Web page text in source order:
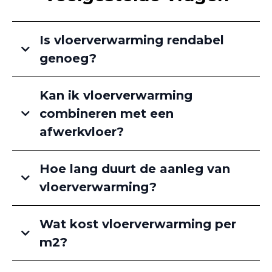
Is vloerverwarming rendabel
genoeg?
Kan ik vloerverwarming
combineren met een
afwerkvloer?
Hoe lang duurt de aanleg van
vloerverwarming?
Wat kost vloerverwarming per
m2?